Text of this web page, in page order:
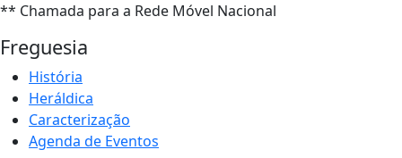
** Chamada para a Rede Móvel Nacional
Freguesia
História
Heráldica
Caracterização
Agenda de Eventos